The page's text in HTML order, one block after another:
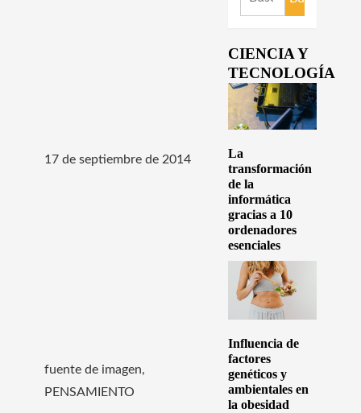
17 de septiembre de 2014
fuente de imagen,
PENSAMIENTO
CIENCIA Y
TECNOLOGÍA
La
transformación
de la
informática
gracias a 10
ordenadores
esenciales
Influencia de
factores
genéticos y
ambientales en
la obesidad